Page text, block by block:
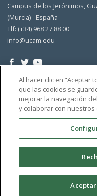
Campus de los Jerónimos,
(Murcia) - España
Tlf: (+34) 968 27 88 00
info@ucam.edu
Al hacer clic en “Aceptar
que las cookies se
mejorar la navegación
y colaborar con